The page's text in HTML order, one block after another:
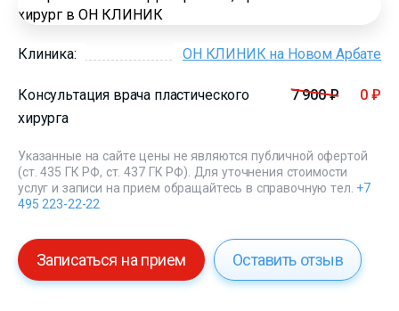
Клиника: ОН КЛИНИК на Новом Арбате
Консультация врача пластического
хирурга
7 900 ₽ 0 ₽
Указанные на сайте цены не являются публичной офертой
(ст. 435 ГК РФ, ст. 437 ГК РФ). Для уточнения стоимости
услуг и записи на прием обращайтесь в справочную тел. +7
495 223-22-22
Записаться на прием Оставить отзыв